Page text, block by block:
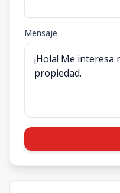
Mensaje